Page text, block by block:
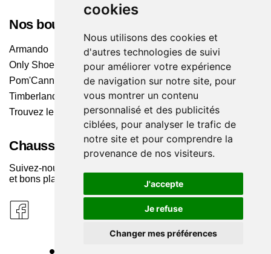
cookies
Nous utilisons des cookies et
d'autres technologies de suivi
pour améliorer votre expérience
de navigation sur notre site, pour
vous montrer un contenu
personnalisé et des publicités
ciblées, pour analyser le trafic de
notre site et pour comprendre la
provenance de nos visiteurs.
J'accepte
Je refuse
Changer mes préférences
Nos boutiques
Armando
Only Shoes
Pom'Cannelle
Timberland
Trouvez le magasin le plus proche
Chaussuresonline sur les Médias sociaux
Suivez-nous sur les réseaux pour les dernières tendances
et bons plans !